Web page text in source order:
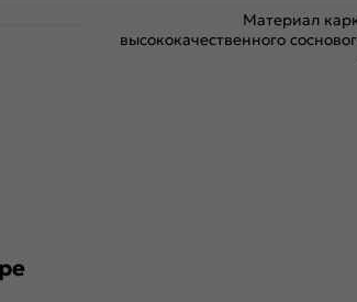
Материал
высококачественного